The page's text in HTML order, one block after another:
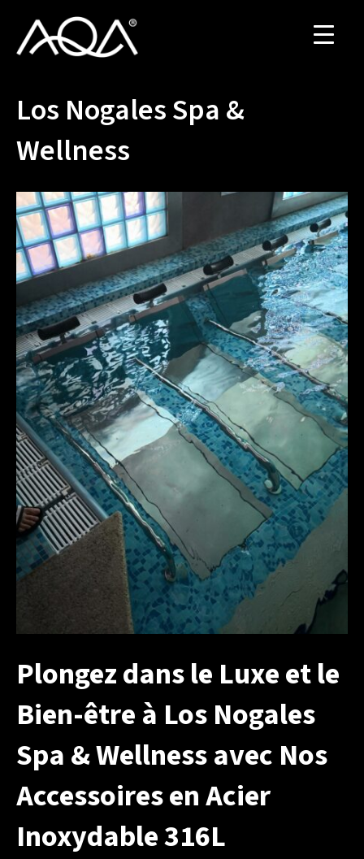
Los Nogales Spa &
Wellness
Plongez dans le Luxe et le
Bien-être à Los Nogales
Spa & Wellness avec Nos
Accessoires en Acier
Inoxydable 316L